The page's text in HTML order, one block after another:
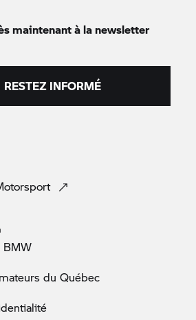
maintenant à la newsletter
RESTEZ INFORMÉ
BMW
duQuébec